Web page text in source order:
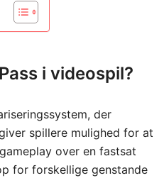
i videospil?
der
spillere mulighed for at
over en fastsat
for forskellige genstande